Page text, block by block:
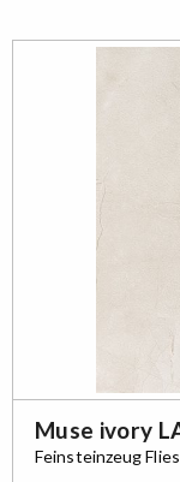
Muse ivory
Feinsteinzeug